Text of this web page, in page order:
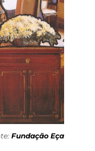
Fundação Eça